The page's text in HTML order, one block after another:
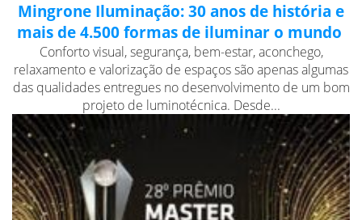
Mingrone Iluminação: 30 anos de história e
mais de 4.500 formas de iluminar o mundo
Conforto visual, segurança, bem-estar, aconchego,
relaxamento e valorização de espaços são apenas algumas
das qualidades entregues no desenvolvimento de um bom
projeto de luminotécnica. Desde...